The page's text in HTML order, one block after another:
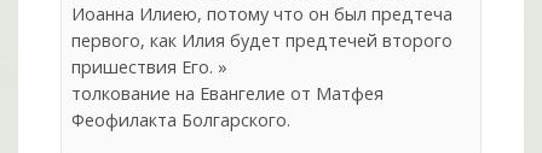
Иоанна Илиею, потому что он был предтеча
первого, как Илия будет предтечей второго
пришествия Его. »
толкование на Евангелие от Матфея
Феофилакта Болгарского.